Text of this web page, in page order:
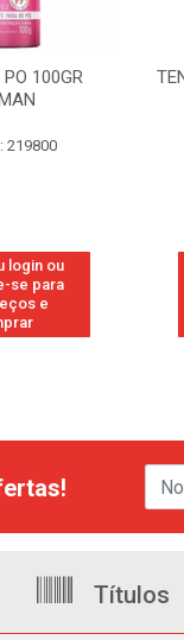
SPORT
219819
login ou
se para
e
Títulos